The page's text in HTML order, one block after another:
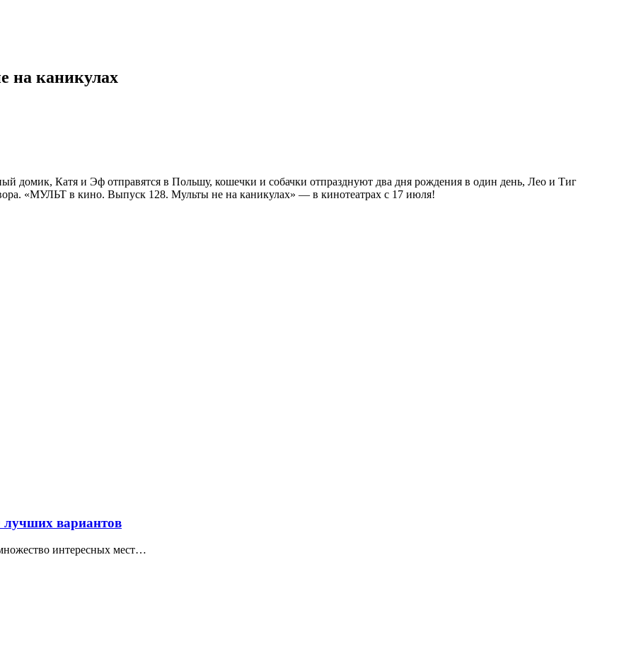
каникулах
домик, Катя и Эф отправятся в Польшу, кошечки и собачки отпразднуют два дня рождения в один день, Лео и Тиг
«МУЛЬТ в кино. Выпуск 128. Мульты не на каникулах» — в кинотеатрах с 17 июля!
лучших вариантов
интересных мест…